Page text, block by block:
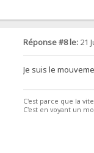
Réponse #8 le:21
Je suis le
C'est parce que la
C'est en voyant un